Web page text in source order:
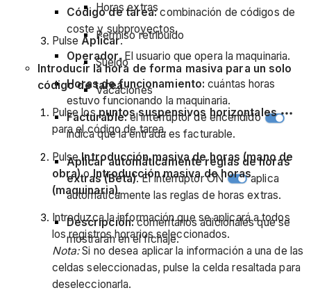
Horas extras
Permiso retribuido
Sueldo
Vacaciones
Facturable:el interruptor de encendido
indica que la entrada es facturable.
Aplicar automáticamente reglas de horas
extras (Beta). El interruptor ON
aplica
automáticamente las reglas de horas extras.
Descripción:comentarios adicionales que se
mostrarán en el fichaje.
Código de tarea:combinación de códigos de
coste y subproyectos.
Operador.El usuario que opera la maquinaria.
Horas de funcionamiento: cuántas horas
estuvo funcionando la maquinaria.
PulseAplicar.
Introducir la hora de forma masiva para un solo
código de tarea
Pulse lospuntos suspensivos horizontales
para el código de tarea.
PulseIntroducción masiva de horas (mano de
obra)oIntroducción masiva de horas
(maquinaria).
Introduzca la información que se aplicará a todos
los registros horarios seleccionados.
Nota:Si no desea aplicar la información a una de las
celdas seleccionadas, pulse la celda resaltada para
deseleccionarla.